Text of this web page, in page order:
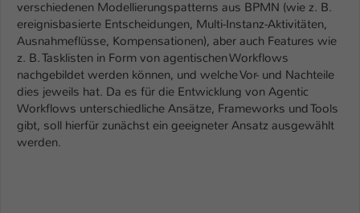
verschiedenen Modellierungspatterns aus BPMN (wie z. B.
ereignisbasierte Entscheidungen, Multi-Instanz-Aktivitäten,
Ausnahmeflüsse, Kompensationen), aber auch Features wie
z. B. Tasklisten in Form von agentischen Workflows
nachgebildet werden können, und welche Vor- und Nachteile
dies jeweils hat. Da es für die Entwicklung von Agentic
Workflows unterschiedliche Ansätze, Frameworks und Tools
gibt, soll hierfür zunächst ein geeigneter Ansatz ausgewählt
werden.